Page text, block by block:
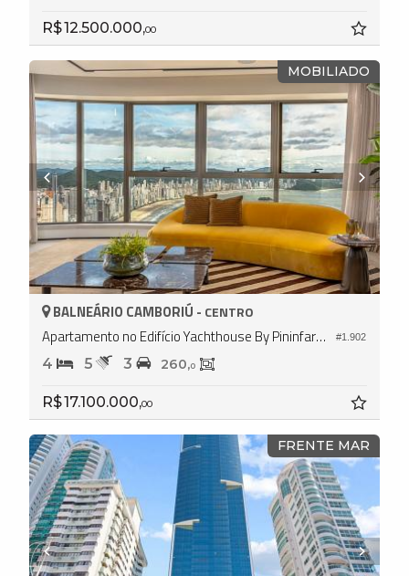
R$ 12.500.000,00
MOBILIADO
#1.902
BALNEÁRIO CAMBORIÚ - CENTRO
Apartamento no Edifício Yachthouse By Pininfarina
4 5 3 260,0
R$ 17.100.000,00
FRENTE MAR